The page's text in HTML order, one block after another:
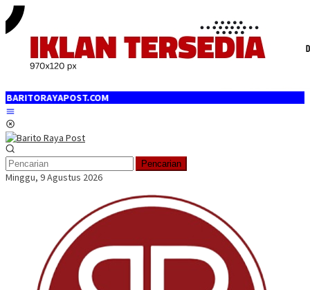
Loncat
ke
konten
Pencarian
Minggu, 9 Agustus 2026